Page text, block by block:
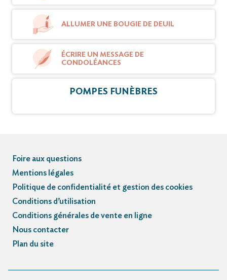
ALLUMER UNE BOUGIE DE DEUIL
ÉCRIRE UN MESSAGE DE
CONDOLÉANCES
POMPES FUNÈBRES
Foire aux questions
Mentions légales
Politique de confidentialité et gestion des cookies
Conditions d’utilisation
Conditions générales de vente en ligne
Nous contacter
Plan du site